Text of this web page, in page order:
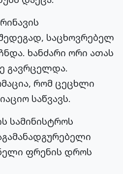
საცხოვრებელ
ხანძარი ორი ათას
გავრცელდა.
რომ ცეცხლი
საწვავს.
სამინისტროს
ფრენის დროს